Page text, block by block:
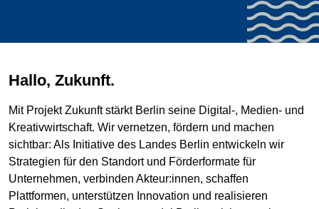
Hallo, Zukunft.
Mit Projekt Zukunft stärkt Berlin seine Digital-, Medien- und
Kreativwirtschaft. Wir vernetzen, fördern und machen
sichtbar: Als Initiative des Landes Berlin entwickeln wir
Strategien für den Standort und Förderformate für
Unternehmen, verbinden Akteur:innen, schaffen
Plattformen, unterstützen Innovation und realisieren